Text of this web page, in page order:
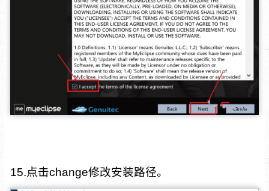
15.点击change修改安装路径。